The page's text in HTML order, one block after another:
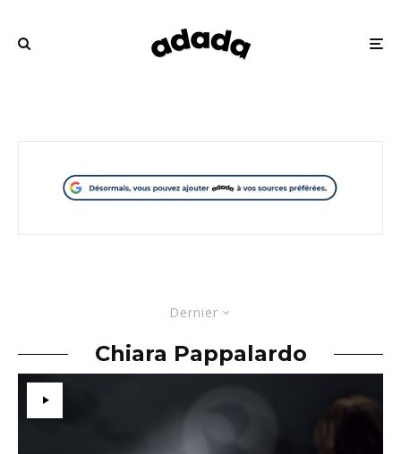
Dernier
Chiara Pappalardo